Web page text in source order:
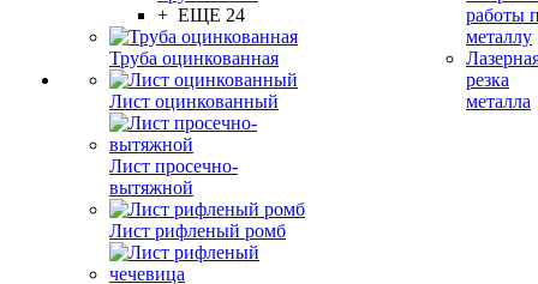
+ ЕЩЕ 24
Труба оцинкованная
Лист оцинкованный
Лист просечно-
вытяжной
Лист рифленый ромб
работы
металлу
резка
металла